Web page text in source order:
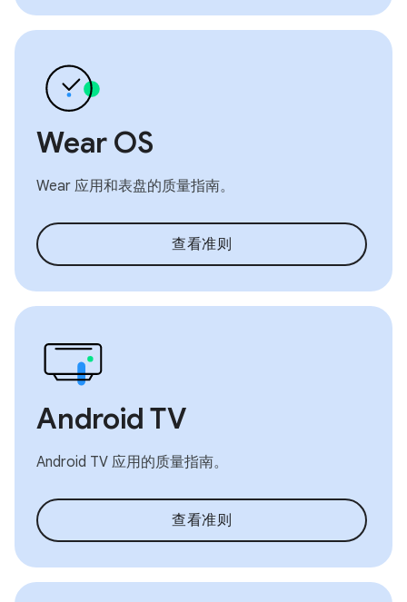
Wear OS
Wear 应用和表盘的质量指南。
查看准则
Android TV
Android TV 应用的质量指南。
查看准则